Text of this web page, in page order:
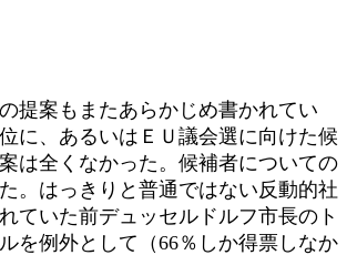
提案もまたあらかじめ書かれてい
に、あるいはＥＵ議会選に向けた候
は全くなかった。候補者についての
。はっきりと普通ではない反動的社
ていた前デュッセルドルフ市長のト
を例外として（66％しか得票しなか